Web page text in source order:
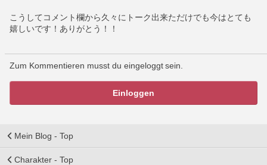
こうしてコメント欄から久々にトーク出来ただけでも今はとても
嬉しいです！ありがとう！！
Zum Kommentieren musst du eingeloggt sein.
Einloggen
Mein Blog - Top
Charakter - Top